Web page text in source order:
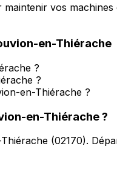
vos
en-Thiérache
?
?
en-Thiérache ?
en-Thiérache?
(02170).